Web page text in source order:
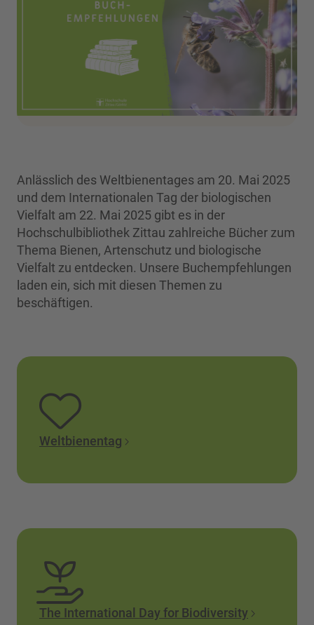
Anlässlich des Weltbienentages am 20. Mai 2025
und dem Internationalen Tag der biologischen
Vielfalt am 22. Mai 2025 gibt es in der
Hochschulbibliothek Zittau zahlreiche Bücher zum
Thema Bienen, Artenschutz und biologische
Vielfalt zu entdecken. Unsere Buchempfehlungen
laden ein, sich mit diesen Themen zu
beschäftigen.
Weltbienentag
The International Day for Biodiversity